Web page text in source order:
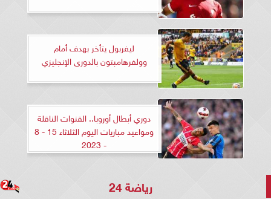
ليفربول يتأخر بهدف أمام
وولفرهامبتون بالدورى الإنجليزي
دوري أبطال أوروبا.. القنوات الناقلة
ومواعيد مباريات اليوم الثلاثاء 15 - 8
- 2023
رياضة 24